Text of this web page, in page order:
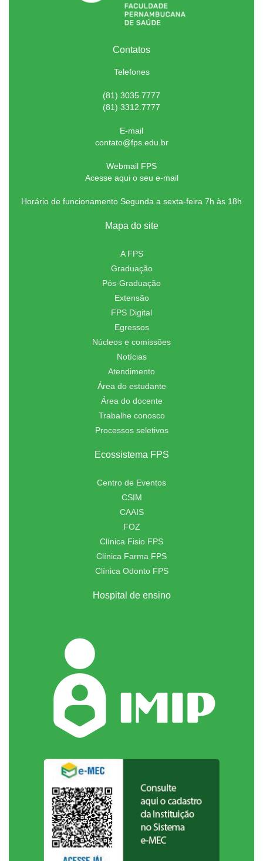
Contatos
Telefones
(81) 3035.7777
(81) 3312.7777
E-mail
contato@fps.edu.br
Webmail FPS
Acesse aqui o seu e-mail
Horário de funcionamento Segunda a sexta-feira 7h às 18h
Mapa do site
A FPS
Graduação
Pós-Graduação
Extensão
FPS Digital
Egressos
Núcleos e comissões
Notícias
Atendimento
Área do estudante
Área do docente
Trabalhe conosco
Processos seletivos
Ecossistema FPS
Centro de Eventos
CSIM
CAAIS
FOZ
Clínica Fisio FPS
Clínica Farma FPS
Clínica Odonto FPS
Hospital de ensino